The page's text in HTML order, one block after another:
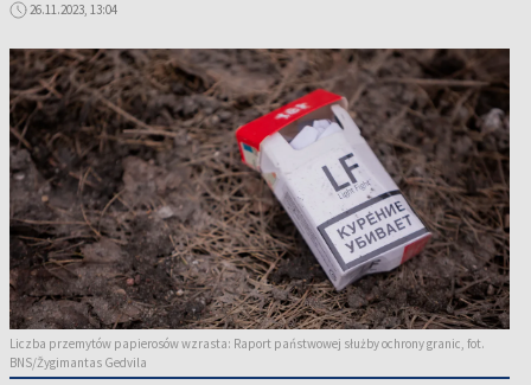
26.11.2023, 13:04
Liczba przemytów papierosów wzrasta: Raport państwowej służby ochrony granic, fot.
BNS/Žygimantas Gedvila